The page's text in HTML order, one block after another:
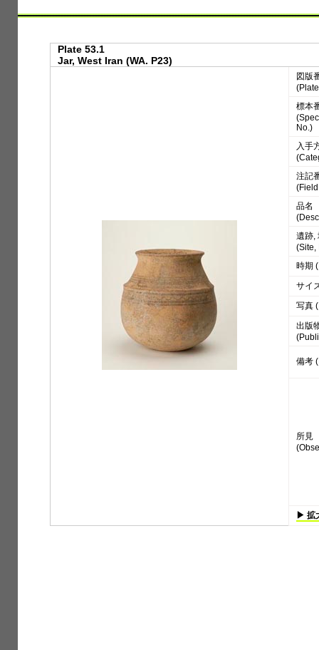
Plate 53.1
Jar, West Iran (WA. P23)
図版
標本
No.)
入手
注記
品名
遺跡,
(Site,
時期
サイ
写真
出版
備考
所見
▶ 拡